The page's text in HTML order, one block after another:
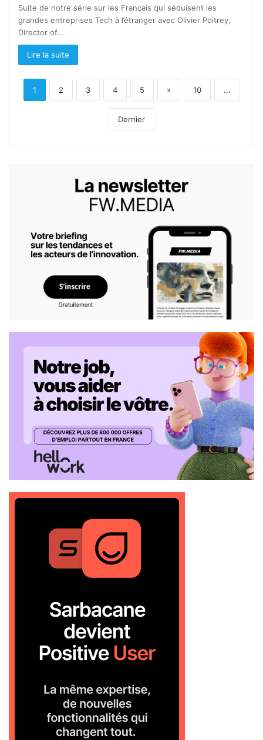
Suite de notre série sur les Français qui séduisent les
grandes entreprises Tech à l’étranger avec Olivier Poitrey,
Director of…
Lire la suite
1 2 3 4 5 » 10 ...
Dernier